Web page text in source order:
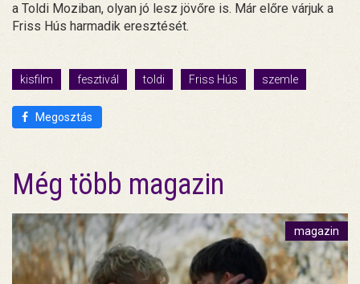
a Toldi Moziban, olyan jó lesz jövőre is. Már előre várjuk a
Friss Hús harmadik eresztését.
kisfilm fesztivál toldi Friss Hús szemle
Megosztás
Még több magazin
magazin